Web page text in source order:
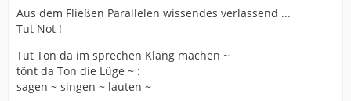
Aus dem Fließen Parallelen wissendes verlassend ...
Tut Not !
Tut Ton da im sprechen Klang machen ~
tönt da Ton die Lüge ~ :
sagen ~ singen ~ lauten ~